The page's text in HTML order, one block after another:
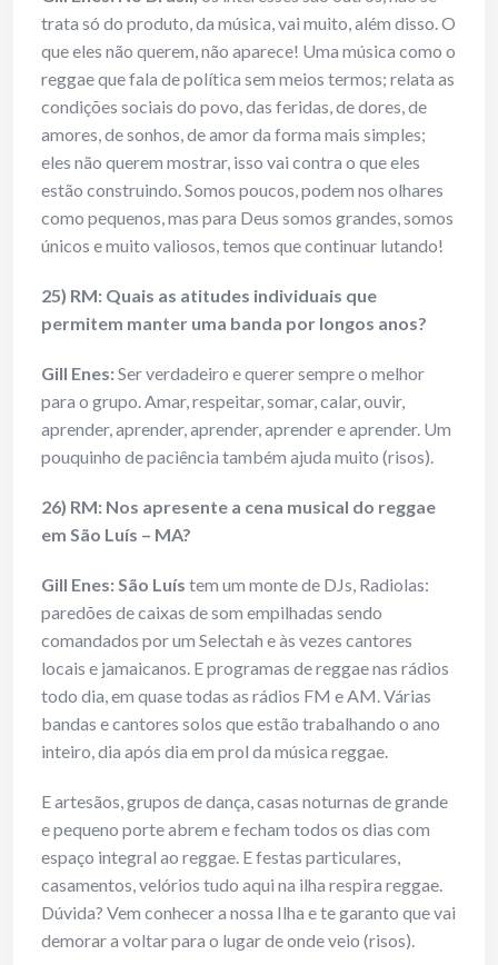
trata só do produto, da música, vai muito, além disso. O
que eles não querem, não aparece! Uma música como o
reggae que fala de política sem meios termos; relata as
condições sociais do povo, das feridas, de dores, de
amores, de sonhos, de amor da forma mais simples;
eles não querem mostrar, isso vai contra o que eles
estão construindo. Somos poucos, podem nos olhares
como pequenos, mas para Deus somos grandes, somos
únicos e muito valiosos, temos que continuar lutando!
25) RM: Quais as atitudes individuais que
permitem manter uma banda por longos anos?
Gill Enes:Ser verdadeiro e querer sempre o melhor
para o grupo. Amar, respeitar, somar, calar, ouvir,
aprender, aprender, aprender, aprender e aprender. Um
pouquinho de paciência também ajuda muito (risos).
26) RM: Nos apresente a cena musical do reggae
em São Luís – MA?
Gill Enes:São Luís tem um monte de DJs, Radiolas:
paredões de caixas de som empilhadas sendo
comandados por um Selectah e às vezes cantores
locais e jamaicanos. E programas de reggae nas rádios
todo dia, em quase todas as rádios FM e AM. Várias
bandas e cantores solos que estão trabalhando o ano
inteiro, dia após dia em prol da música reggae.
E artesãos, grupos de dança, casas noturnas de grande
e pequeno porte abrem e fecham todos os dias com
espaço integral ao reggae. E festas particulares,
casamentos, velórios tudo aqui na ilha respira reggae.
Dúvida? Vem conhecer a nossa Ilha e te garanto que vai
demorar a voltar para o lugar de onde veio (risos).